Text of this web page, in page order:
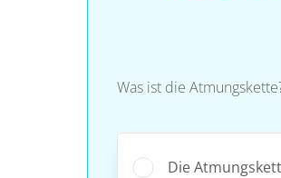
Was ist die
Die